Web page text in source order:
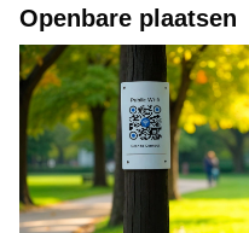
Openbare plaatsen